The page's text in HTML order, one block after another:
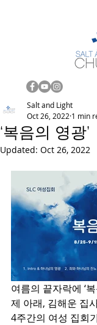
‘복음의 영광’
Salt and Light
Oct 26, 2022 1 min
Updated: Oct 26, 2022
여름의 끝자락에 ‘
제 아래, 김해운 집
4주간의 여성 집회